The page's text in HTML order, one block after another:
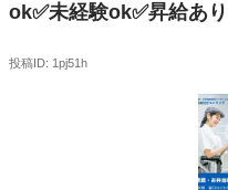
ok✅未経験ok✅昇給あ
投稿ID: 1pj51h